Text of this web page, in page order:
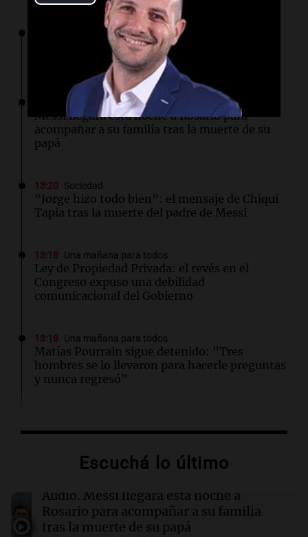
Video
“Santa Fe te abraza”: el mensaje de Pullaro
tras la muerte de Jorge Messi
Una mañana para todos
Messi llegará esta noche a Rosario para
acompañar a su familia tras la muerte de su
papá
13:20 Sociedad
“Jorge hizo todo bien”: el mensaje de Chiqui
Tapia tras la muerte del padre de Messi
13:18 Una mañana para todos
Ley de Propiedad Privada: el revés en el
Congreso expuso una debilidad
comunicacional del Gobierno
13:18 Una mañana para todos
Matías Pourrain sigue detenido: "Tres
hombres se lo llevaron para hacerle preguntas
y nunca regresó"
La Conmebol despidió a Jorge Messi y
12:40 Sociedad
AFA dispuso un minuto de silencio y
brazaletes negros por el fallecimiento de Jorge
Messi
Escuchá lo último
Audio. Messi llegará esta noche a
Rosario para acompañar a su familia
tras la muerte de su papá